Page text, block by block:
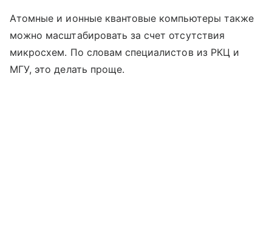
Атомные и ионные квантовые компьютеры также
можно масштабировать за счет отсутствия
микросхем. По словам специалистов из РКЦ и
МГУ, это делать проще.